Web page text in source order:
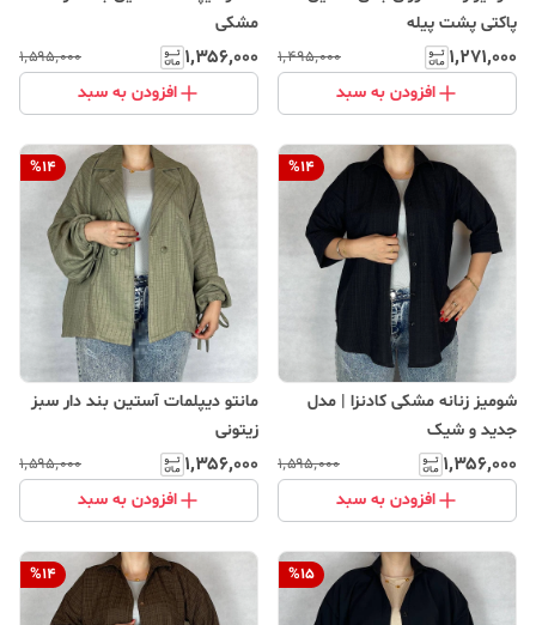
پاکتی پشت پیله
۱٬۲۷۱٬۰۰۰ ۱٬۴۹۵٬۰۰۰
افزودن به سبد
مشکی
۱٬۳۵۶٬۰۰۰ ۱٬۵۹۵٬۰۰۰
افزودن به سبد
%14
شومیز زنانه مشکی کادنزا | مدل
جدید و شیک
۱٬۳۵۶٬۰۰۰ ۱٬۵۹۵٬۰۰۰
افزودن به سبد
%14
مانتو دیپلمات آستین بند دار سبز
زیتونی
۱٬۳۵۶٬۰۰۰ ۱٬۵۹۵٬۰۰۰
افزودن به سبد
%15
%14